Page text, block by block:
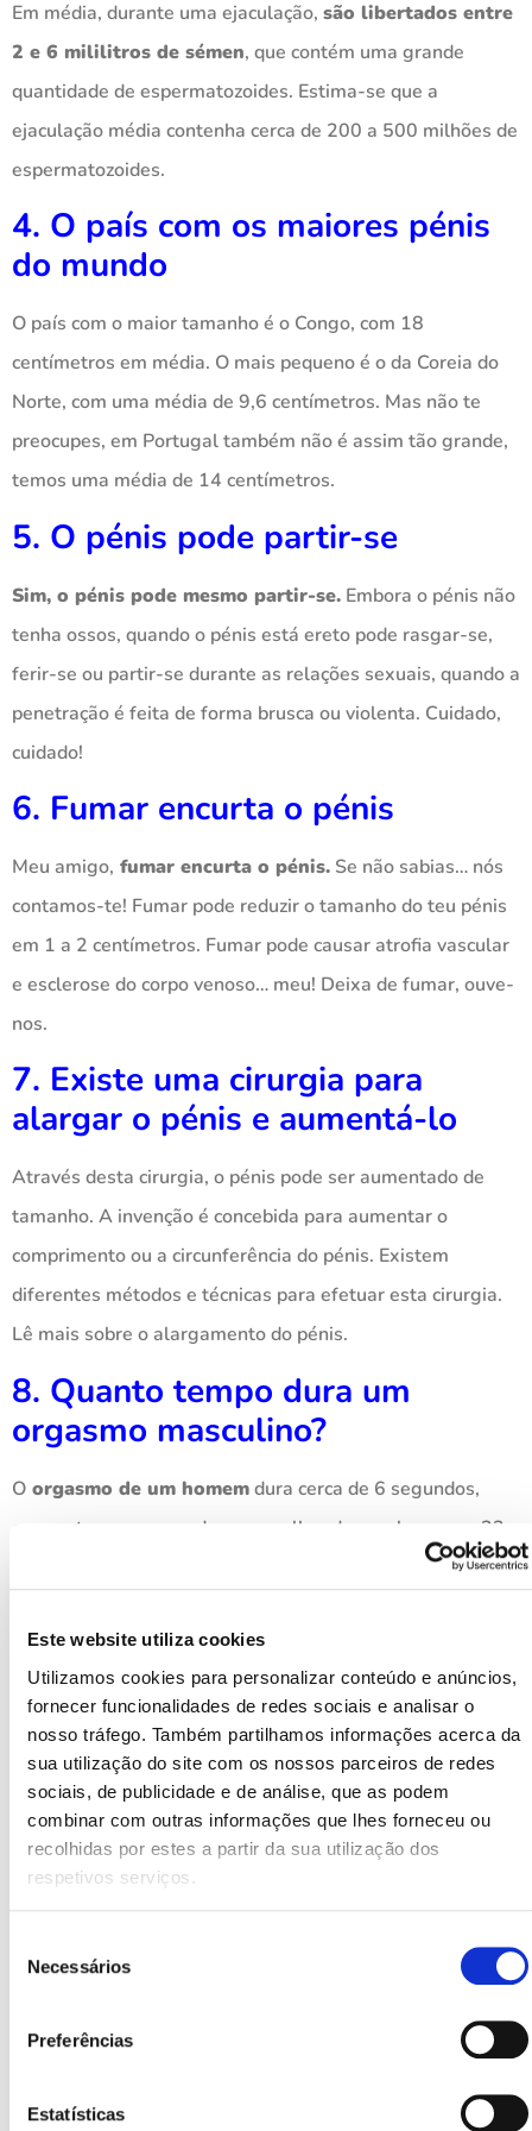
Este website utiliza cookies
Utilizamos cookies para personalizar conteúdo e anúncios,
fornecer funcionalidades de redes sociais e analisar o
nosso tráfego. Também partilhamos informações acerca da
sua utilização do site com os nossos parceiros de redes
sociais, de publicidade e de análise, que as podem
combinar com outras informações que lhes forneceu ou
recolhidas por estes a partir da sua utilização dos
respetivos serviços.
Necessários
Preferências
Estatísticas
Em média, durante uma ejaculação, são libertados entre
2 e 6 mililitros de sémen, que contém uma grande
quantidade de espermatozoides. Estima-se que a
ejaculação média contenha cerca de 200 a 500 milhões de
espermatozoides.
4. O país com os maiores pénis
do mundo
O país com o maior tamanho é o Congo, com 18
centímetros em média. O mais pequeno é o da Coreia do
Norte, com uma média de 9,6 centímetros. Mas não te
preocupes, em Portugal também não é assim tão grande,
temos uma média de 14 centímetros.
5. O pénis pode partir-se
Sim, o pénis pode mesmo partir-se. Embora o pénis não
tenha ossos, quando o pénis está ereto pode rasgar-se,
ferir-se ou partir-se durante as relações sexuais, quando a
penetração é feita de forma brusca ou violenta. Cuidado,
cuidado!
6. Fumar encurta o pénis
Meu amigo, fumar encurta o pénis. Se não sabias… nós
contamos-te! Fumar pode reduzir o tamanho do teu pénis
em 1 a 2 centímetros. Fumar pode causar atrofia vascular
e esclerose do corpo venoso… meu! Deixa de fumar, ouve-
nos.
7. Existe uma cirurgia para
alargar o pénis e aumentá-lo
Através desta cirurgia, o pénis pode ser aumentado de
tamanho. A invenção é concebida para aumentar o
comprimento ou a circunferência do pénis. Existem
diferentes métodos e técnicas para efetuar esta cirurgia.
Lê mais sobre o alargamento do pénis.
8. Quanto tempo dura um
orgasmo masculino?
O orgasmo de um homemdura cerca de 6 segundos,
enquanto o orgasmo de uma mulher dura pelo menos 23
9. O sabor do sémen varia de
acordo com a tua dieta
É isso mesmo, se alguma vez te perguntastea que sabe o
sémen, deves saber que o que comes está diretamente
relacionado com o seu sabor. E não, maus hábitos como
fumar, beber álcool ou drogas não deixam um bom sabor
na boca… Cerca de 10 gramas de sémen contém
enzimas e água. É por isso que muitos especialistas dizem
10. Um pé grande não quer dizer